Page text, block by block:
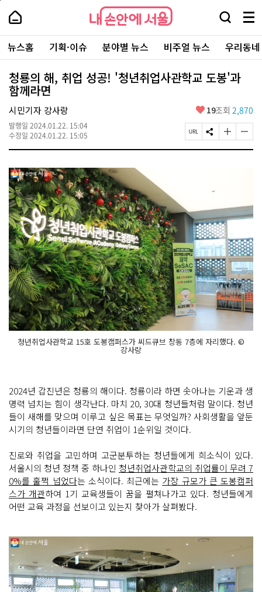
본
로
가
내
손
안
에
서
울
-
서
울
시
대
표
소
통
포
내
손
에
울
검
창
열
기
메
뉴
전
체
보
주
요
서
뉴스홈 기획·이슈 분야별 뉴스 비주얼 뉴스 우리동
청룡의 해, 취업 성공! '청년취업사관학교 도봉'과
함께라면
시민기자 강사랑
발행일 2024.01.22. 15:04
수정일 2024.01.22. 15:05
좋
요
19조회 2,870
페
이
S
N
기
글
자
경
하
기
글
자
경
하
청년취업사관학교 15호 도봉캠퍼스가 씨드큐브 창동 7층에 자리했다. ©
강사랑
2024년 갑진년은 청룡의 해이다. 청룡이라 하면 솟아나는 기운과 생
명력 넘치는 힘이 생각난다. 마치 20, 30대 청년들처럼 말이다. 청년
들이 새해를 맞으며 이루고 싶은 목표는 무엇일까? 사회생활을 앞둔
시기의 청년들이라면 단연 취업이 1순위일 것이다.
진로와 취업을 고민하며 고군분투하는 청년들에게 희소식이 있다.
서울시의 청년 정책 중 하나인 청년취업사관학교의 취업률이 무려 7
0%를 훌쩍 넘었다는 소식이다. 최근에는 가장 규모가 큰 도봉캠퍼
스가 개관하여 1기 교육생들이 꿈을 펼쳐나가고 있다. 청년들에게
어떤 교육 과정을 선보이고 있는지 찾아가 살펴봤다.
페
상
단
로